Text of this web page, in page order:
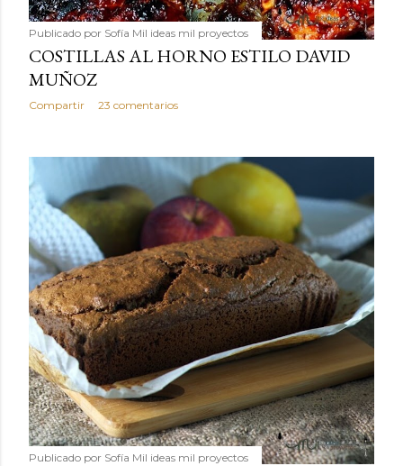
Publicado por Sofía Mil ideas mil proyectos
COSTILLAS AL HORNO ESTILO DAVID
MUÑOZ
Compartir 23 comentarios
Publicado por Sofía Mil ideas mil proyectos